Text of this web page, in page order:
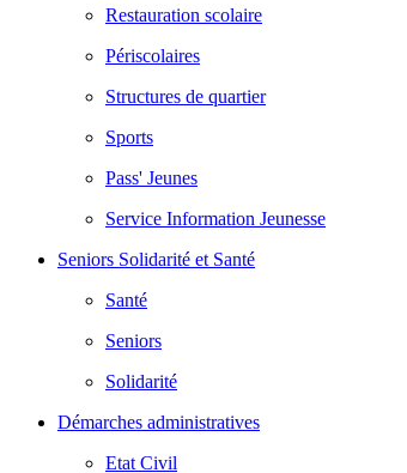
Restauration scolaire
Périscolaires
Structures de quartier
Sports
Pass' Jeunes
Service Information Jeunesse
Seniors Solidarité et Santé
Santé
Seniors
Solidarité
Démarches administratives
Etat Civil